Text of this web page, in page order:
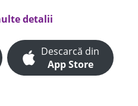
detalii
Descarcă din
App Store